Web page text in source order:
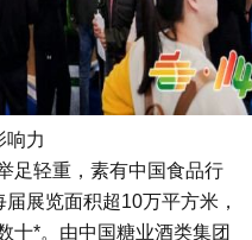
响力
足轻重，素有中国食品行
展览面积超10万平方米，
十*。由中国糖业酒类集团